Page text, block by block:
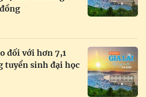
đối với hơn 7,1
tuyển sinh đại học